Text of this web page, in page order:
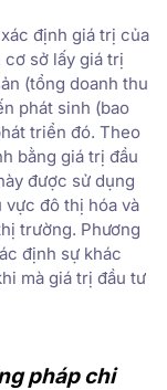
định giá trị của
sở lấy giá trị
(tổng doanh thu
phát sinh (bao
triển đó. Theo
bằng giá trị đầu
được sử dụng
vực đô thị hóa và
trường. Phương
định sự khác
mà giá trị đầu tư
pháp chi